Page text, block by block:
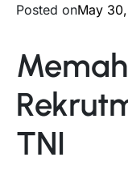
Posted onMay
TNI